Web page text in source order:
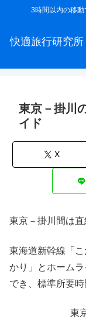
3時間以内の移
快適旅行研究
東京－掛川
イド
X
東京－掛川間は直
東海道新幹線「
かり」とホーム
でき、標準所要時
東